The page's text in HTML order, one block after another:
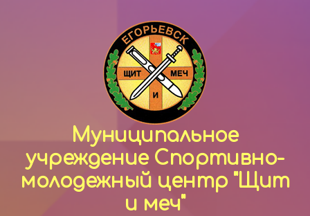
Муниципальное
учреждение Спортивно-
молодежный центр "Щит
и меч"